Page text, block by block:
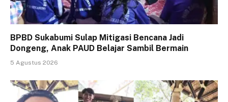
BPBD Sukabumi Sulap Mitigasi Bencana Jadi
Dongeng, Anak PAUD Belajar Sambil Bermain
5 Agustus 2026